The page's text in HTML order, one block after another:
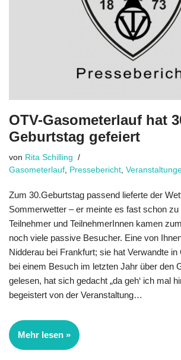
OTV-Gasometerlauf hat
Geburtstag gefeiert
von Rita Schilling
Gasometerlauf
Pressebericht
Zum 30.Geburtstag passend lieferte der
Sommerwetter – er meinte es fast schon zu
Teilnehmer und TeilnehmerInnen kamen
noch viele passive Besucher. Eine von
Nidderau bei Frankfurt; sie hat Verwandte
bei einem Besuch im letzten Jahr über den
gelesen, hat sich gedacht „da geh‘ ich mal
begeistert von der Veranstaltung…
Mehr lesen »